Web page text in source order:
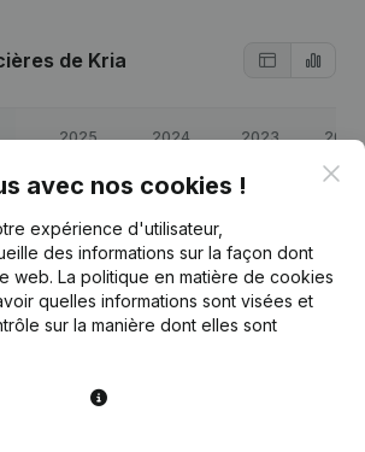
de Kria
2025 2024 2023 2022
€95 092 € 73 528 € 8 778
€98 126 €88 034 €14 506 €
124 492 € 94 019
avec nos cookies !
expérience d'utilisateur,
des informations sur la façon dont
web. La politique en matière de cookies
quelles informations sont visées et
sur la manière dont elles sont